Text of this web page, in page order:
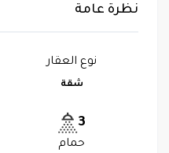
نظرة عامة
نوع العقار
شقة
3
حمام